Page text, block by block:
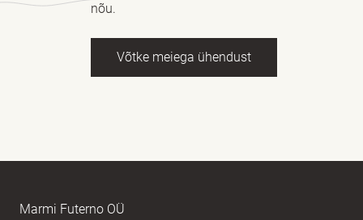
nõu.
Võtke meiega ühendust
Marmi Futerno OÜ